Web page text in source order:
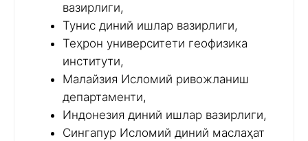
вазирлиги,
Тунис диний ишлар вазирлиги,
Теҳрон университети геофизика
институти,
Малайзия Исломий ривожланиш
департаменти,
Индонезия диний ишлар вазирлиги,
Сингапур Исломий диний маслаҳат